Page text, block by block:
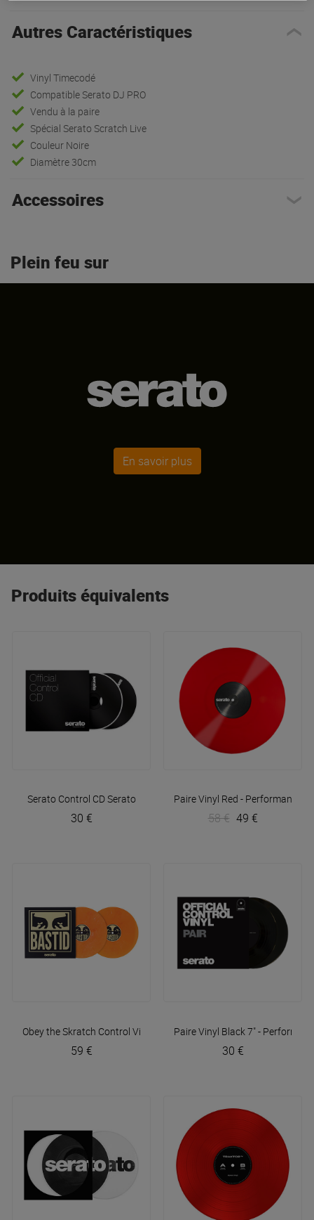
Autres Caractéristiques
Vinyl Timecodé
Compatible Serato DJ PRO
Vendu à la paire
Spécial Serato Scratch Live
Couleur Noire
Diamètre 30cm
Accessoires
Plein feu sur
En savoir plus
Produits équivalents
Serato Control CDSerato
30 €
Paire Vinyl Red - Performance
58 € 49 €
Obey the Skratch Control Vinyl (2x12") Serato
59 €
Paire Vinyl Black 7" -
30 €